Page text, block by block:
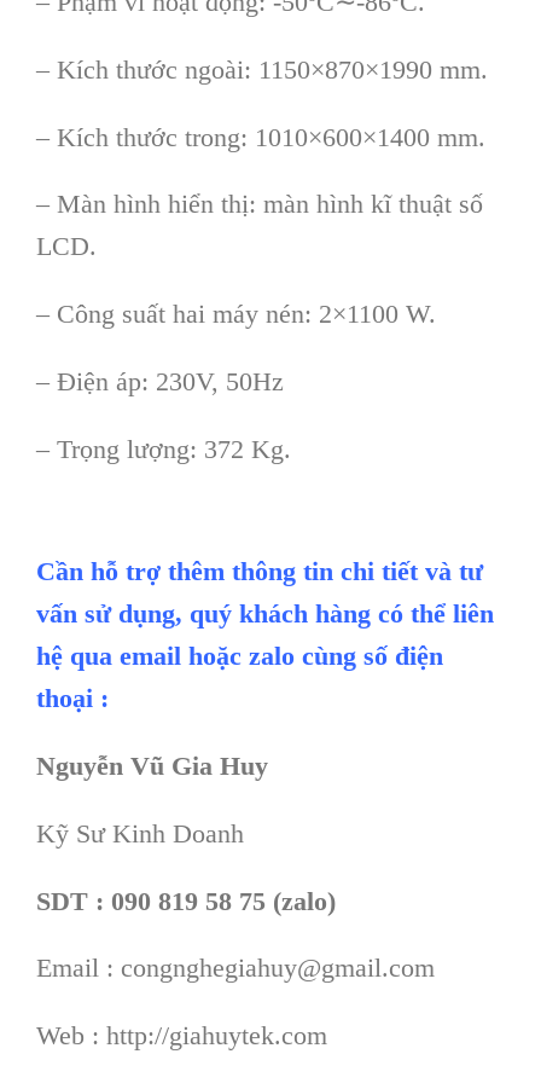
– Kích thước ngoài: 1150×870×1990 mm.
– Kích thước trong: 1010×600×1400 mm.
– Màn hình hiển thị: màn hình kĩ thuật số
LCD.
– Công suất hai máy nén: 2×1100 W.
– Điện áp: 230V, 50Hz
– Trọng lượng: 372 Kg.
Cần hỗ trợ thêm thông tin chi tiết và tư
vấn sử dụng, quý khách hàng có thể liên
hệ qua email hoặc zalo cùng số điện
thoại :
Nguyễn Vũ Gia Huy
Kỹ Sư Kinh Doanh
SDT : 090 819 58 75 (zalo)
Email : congnghegiahuy@gmail.com
Web : http://giahuytek.com